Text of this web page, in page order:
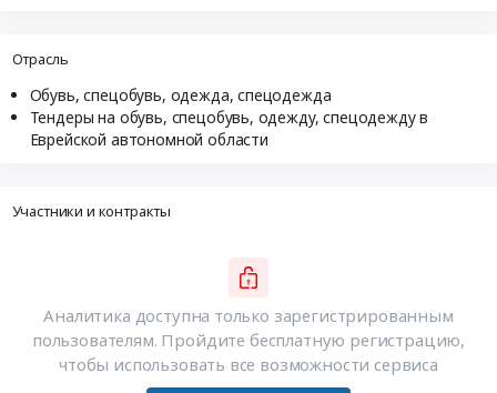
Отрасль
Обувь, спецобувь, одежда, спецодежда
Тендеры на обувь, спецобувь, одежду, спецодежду в
Еврейской автономной области
Участники и контракты
Аналитика доступна только зарегистрированным
пользователям. Пройдите бесплатную регистрацию,
чтобы использовать все возможности сервиса